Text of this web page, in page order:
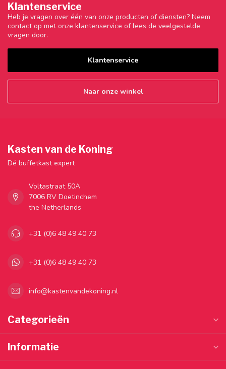
Klantenservice
Heb je vragen over één van onze producten of diensten? Neem
contact op met onze klantenservice of lees de veelgestelde
vragen door.
Klantenservice
Naar onze winkel
Kasten van de Koning
Dé buffetkast expert
Voltastraat 50A
7006 RV Doetinchem
the Netherlands
+31 (0)6 48 49 40 73
+31 (0)6 48 49 40 73
info@kastenvandekoning.nl
Categorieën
Informatie